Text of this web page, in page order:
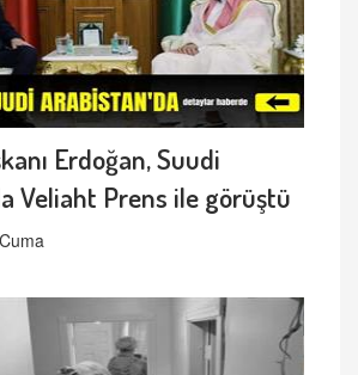
Erdoğan, Suudi
Veliaht Prens ile görüştü